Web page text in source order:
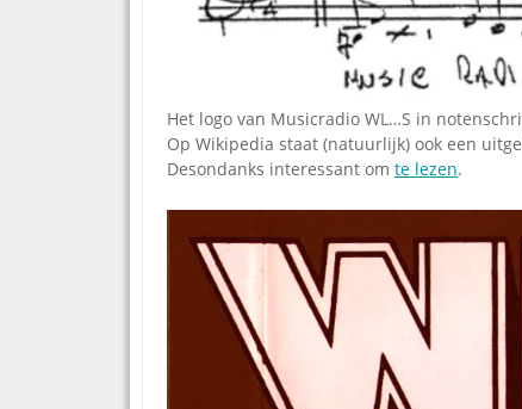
Het logo van Musicradio WL…S in
Op Wikipedia staat (natuurlijk) ook een
Desondanks interessant om te lezen.